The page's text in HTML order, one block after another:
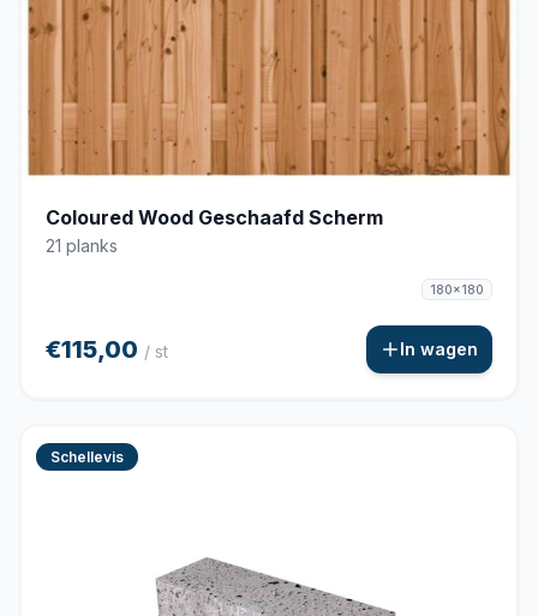
Coloured Wood Geschaafd Scherm
21 planks
180x180
€115,00 / st In wagen
Schellevis